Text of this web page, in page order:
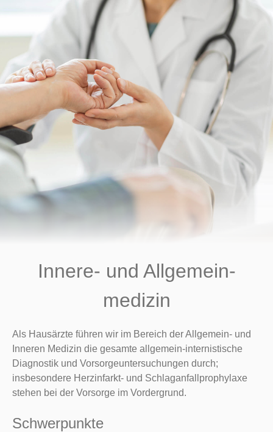
Innere- und Allgemein­
medizin
Als Hausärzte führen wir im Bereich der Allgemein- und
Inneren Medizin die gesamte allgemein-internistische
Diagnostik und Vorsorgeuntersuchungen durch;
insbesondere Herzinfarkt- und Schlaganfallprophylaxe
stehen bei der Vorsorge im Vordergrund.
Schwerpunkte